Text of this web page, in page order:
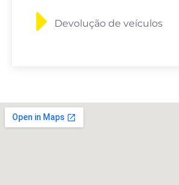
Devolução de veículos